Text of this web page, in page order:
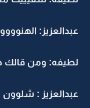
عبدالعزيز:
لطيفه: ومن قالك
عبدالعزيز :